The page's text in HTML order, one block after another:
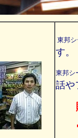
東邦
す。
東邦シ
話や
購
電